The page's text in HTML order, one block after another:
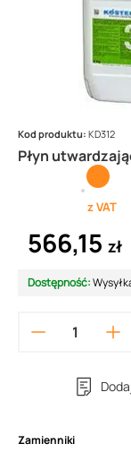
Płyn
Kod produktu: KD312
z VAT
566,15 zł
Dostępność:
Zamienniki